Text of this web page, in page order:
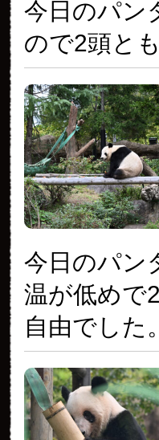
今日のパン
ので2頭と
今日のパン
温が低めで
自由でした。